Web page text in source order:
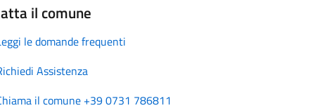
il comune
le domande frequenti
Assistenza
il comune +39 0731 786811